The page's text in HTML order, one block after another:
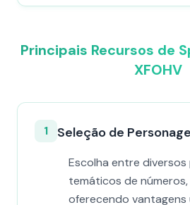
Principais Recursos de
XFOHV
1 Seleção de
Escolha entre
temáticos de
oferecendo vantagens